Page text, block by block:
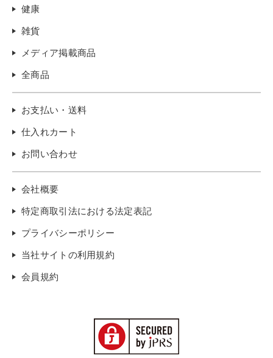
健康
雑貨
メディア掲載商品
全商品
お支払い・送料
仕入れカート
お問い合わせ
会社概要
特定商取引法における法定表記
プライバシーポリシー
当社サイトの利用規約
会員規約